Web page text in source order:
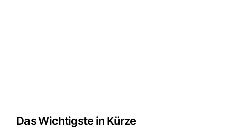
Das Wichtigste in Kürze